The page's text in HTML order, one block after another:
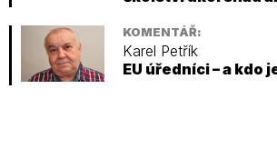
KOMENTÁŘ:
Karel Petřík
EU úředníci – a kdo